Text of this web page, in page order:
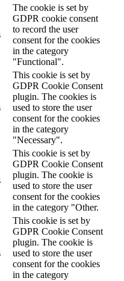
The cookie is set by
GDPR cookie consent
to record the user
consent for the cookies
in the category
"Functional".
This cookie is set by
GDPR Cookie Consent
plugin. The cookies is
used to store the user
consent for the cookies
in the category
"Necessary".
This cookie is set by
GDPR Cookie Consent
plugin. The cookie is
used to store the user
consent for the cookies
in the category "Other.
This cookie is set by
GDPR Cookie Consent
plugin. The cookie is
used to store the user
consent for the cookies
in the category